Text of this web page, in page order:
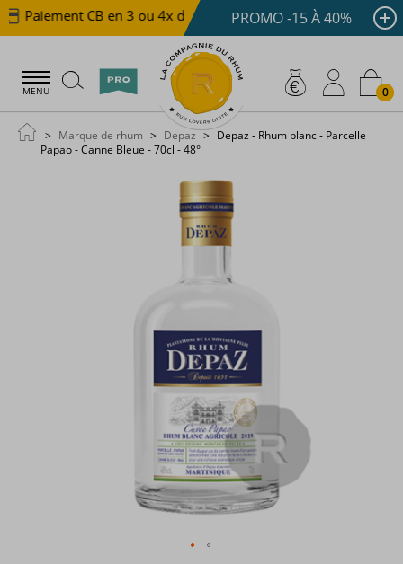
Paiement CB en 3 ou 4x dès 100 € Livraison offerte
PROMO -15 À 40%
MENU 0
Marque de rhum Depaz
Depaz - Rhum blanc - Parcelle
Papao - Canne Bleue - 70cl - 48°